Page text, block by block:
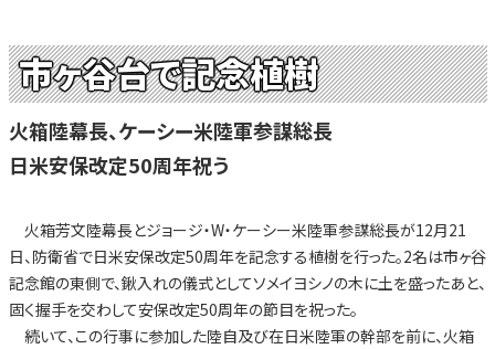
市ヶ谷台で記念植樹
火箱陸幕長、ケーシー米陸軍参謀総長
日米安保改定50周年祝う
火箱芳文陸幕長とジョージ・W・ケーシー米陸軍参謀総長が12月21
日、防衛省で日米安保改定50周年を記念する植樹を行った。2名は市ヶ谷
記念館の東側で、鍬入れの儀式としてソメイヨシノの木に土を盛ったあと、
固く握手を交わして安保改定50周年の節目を祝った。
続いて、この行事に参加した陸自及び在日米陸軍の幹部を前に、火箱